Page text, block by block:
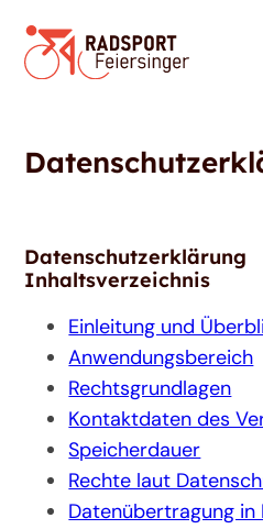
Datenschutzerklärung
Inhaltsverzeichnis
Einleitung und
Anwendungsbereich
Rechtsgrundlagen
Kontaktdaten des
Speicherdauer
Rechte laut
Datenübertragung